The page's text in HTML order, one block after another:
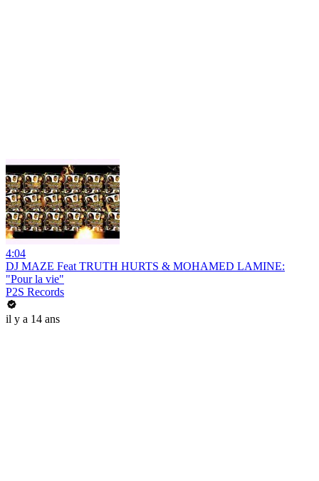
4:04
DJ MAZE Feat TRUTH HURTS & MOHAMED LAMINE:
"Pour la vie"
P2S Records
il y a 14 ans